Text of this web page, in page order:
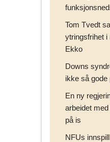
Tom Tvedt
ytringsfrihet i
Ekko
Downs
ikke så gode
En ny
arbeidet
på is
NFUs